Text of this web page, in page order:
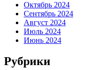
Октябрь 2024
Сентябрь 2024
Август 2024
Июль 2024
Июнь 2024
Рубрики